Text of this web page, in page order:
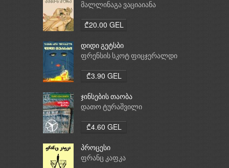
მალლინაგა ვაციაიანა
₾20.00 GEL
დიდი გეტსბი
ფრენსის სკოტ ფიცჯერალდი
₾3.90 GEL
ჯინსების თაობა
დათო ტურაშვილი
₾4.60 GEL
პროცესი
ფრანც კაფკა